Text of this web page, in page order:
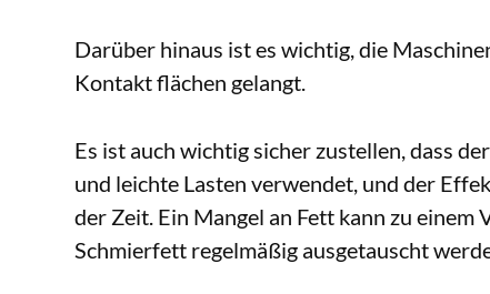
Darüber hinaus ist es wichtig, die
Kontakt flächen gelangt.
Es ist auch wichtig sicher zustellen, dass
und leichte Lasten verwendet, und der
der Zeit. Ein Mangel an Fett kann zu
Schmierfett regelmäßig ausgetauscht